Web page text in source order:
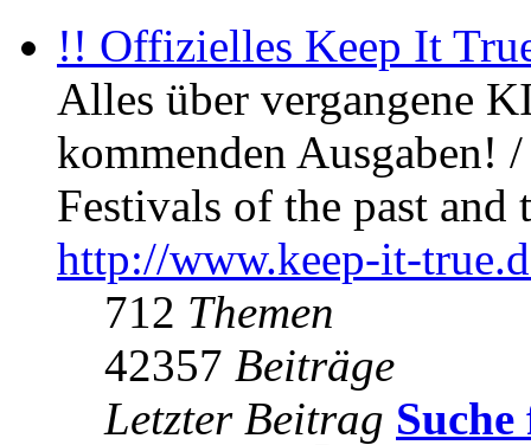
!! Offizielles Keep It
Alles über vergangene
kommenden Ausgaben!
Festivals of the past
http://www.keep-it-
712 Themen
42357 Beiträge
Letzter Beitrag